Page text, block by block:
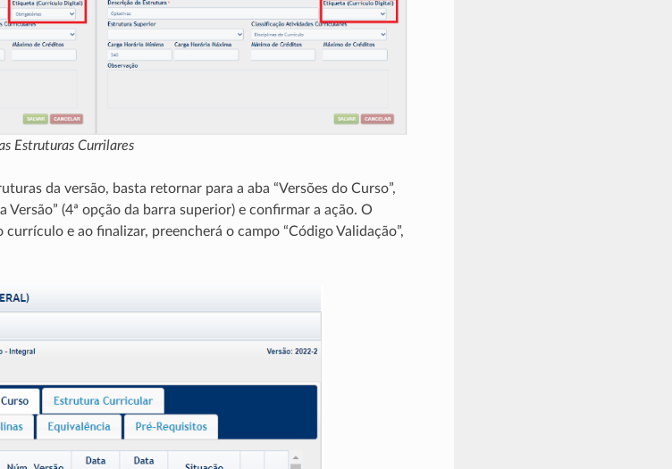
Estruturas Currilares
da versão, basta retornar para a aba “Versões do Curso”,
(4ª opção da barra superior) e confirmar a ação. O
e ao finalizar, preencherá o campo “Código Validação”,